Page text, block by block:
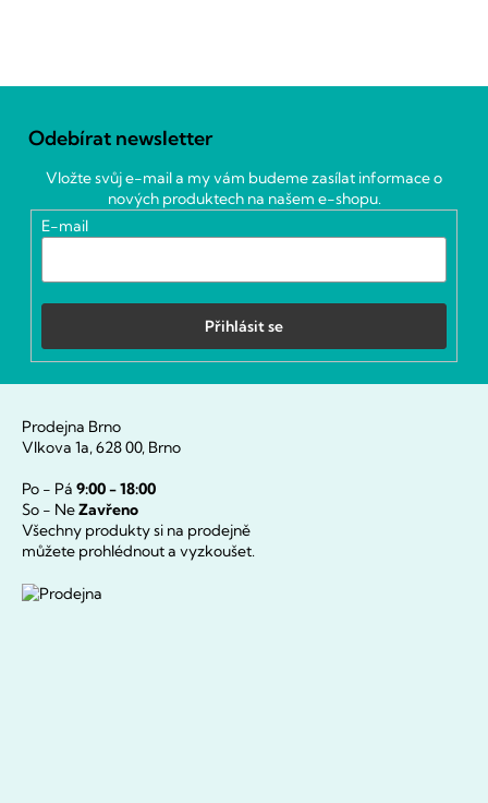
Odebírat newsletter
Vložte svůj e-mail a my vám budeme zasílat informace o
nových produktech na našem e-shopu.
E-mail
Přihlásit se
Prodejna Brno
Vlkova 1a, 628 00, Brno
Po - Pá 9:00 - 18:00
So - NeZavřeno
Všechny produkty si na prodejně
můžete prohlédnout a vyzkoušet.